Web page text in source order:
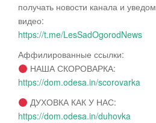
получать новости канала и
видео:
https://t.me/LesSadOgorodNews
Аффилированные ссылки:
НАША СКОРОВАРКА:
https://dom.odesa.in/scorovarka
ДУХОВКА КАК У НАС:
https://dom.odesa.in/duhovka